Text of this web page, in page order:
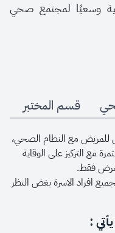
وسعيًا لمجتمع صحي
قسم المختبر
للمريض مع النظام الصحي،
مع التركيز على الوقاية
فقط.
افراد الاسرة بغض النظر
: